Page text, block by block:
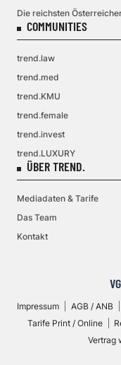
Die reichsten
COMMUNITIES
trend.law
trend.med
trend.KMU
trend.female
trend.invest
trend.LUXURY
ÜBER TREND.
Mediadaten & Tarife
Das Team
Kontakt
Impressum AGB / ANB
Tarife Print / Online
Vertrag